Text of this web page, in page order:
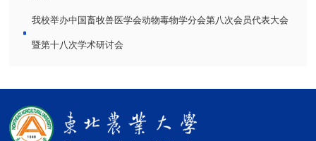
我校举办中国畜牧兽医学会动物毒物学分会第八次会员代表大会
暨第十八次学术研讨会